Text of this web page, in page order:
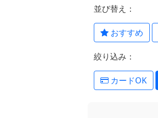
並び替え：
おすすめ
絞り込み：
カードOK